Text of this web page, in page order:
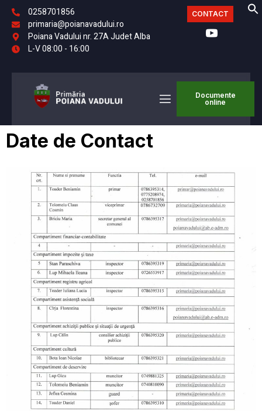
0258701856
primaria@poianavadului.ro
Poiana Vadului nr. 27A Judet Alba
L-V 08:00 - 16:00
CONTACT
Documente
online
Date de Contact